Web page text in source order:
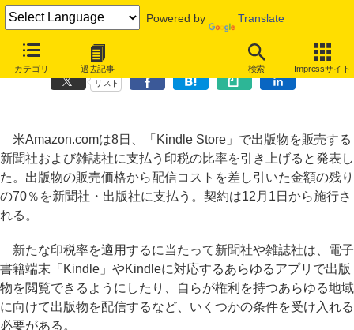
Powered by Translate
カテゴリ 過去記事 検索 Impressサイト
Amazon.com、Kindle向け雑誌と新聞の印税率を70％に引き上げ
リスト
米Amazon.comは8日、「Kindle Store」で出版物を販売する
新聞社および雑誌社に支払う印税の比率を引き上げると発表し
た。出版物の販売価格から配信コストを差し引いた金額の残り
の70％を新聞社・出版社に支払う。契約は12月1日から施行さ
れる。
新たな印税率を適用するに当たって新聞社や雑誌社は、電子
書籍端末「Kindle」やKindleに対応するあらゆるアプリで出版
物を閲覧できるようにしたり、自らが権利を持つあらゆる地域
に向けて出版物を配信するなど、いくつかの条件を受け入れる
必要がある。